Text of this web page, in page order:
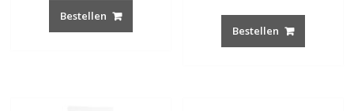
Bestellen
Bestellen